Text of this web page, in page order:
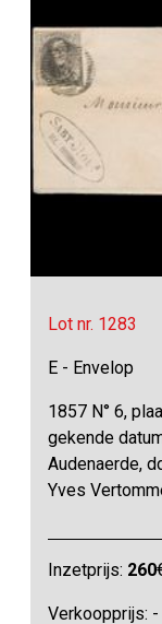
Lot nr. 1283
E - Envelop
1857 N° 6,
gekende
Audenaerde,
Yves
Inzetprijs: 260
Verkoopprijs: -